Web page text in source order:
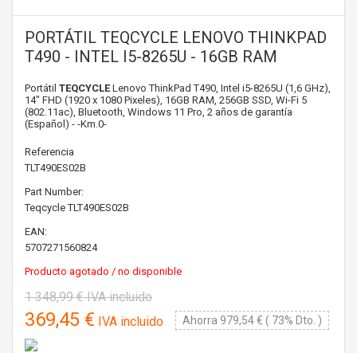
PORTÁTIL TEQCYCLE LENOVO THINKPAD
T490 - INTEL I5-8265U - 16GB RAM
Portátil TEQCYCLELenovo ThinkPad T490, Intel i5-8265U (1,6 GHz),
14" FHD (1920 x 1080 Pixeles), 16GB RAM, 256GB SSD, Wi-Fi 5
(802.11ac), Bluetooth, Windows 11 Pro, 2 años de garantía
(Español) - -Km.0-
Referencia
TLT490ES02B
Part Number:
Teqcycle TLT490ES02B
EAN:
5707271560824
Producto agotado / no disponible
1 348,99 €IVA incluido
369,45 € IVA incluido Ahorra 979,54 € ( 73% Dto. )